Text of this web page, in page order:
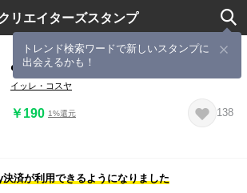
リエイターズスタンプ
トレンド検索ワードで新しいスタンプに
出会えるかも！
❤️今夜は眠れそうにないな❤️
イッレ・コスヤ
￥190 1%還元 138
済が利用できるようになりました